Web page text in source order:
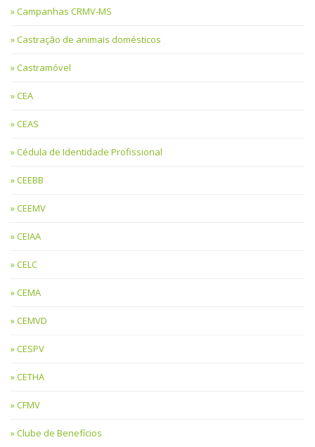
Campanhas CRMV-MS
Castração de animais domésticos
Castramóvel
CEA
CEAS
Cédula de Identidade Profissional
CEEBB
CEEMV
CEIAA
CELC
CEMA
CEMVD
CESPV
CETHA
CFMV
Clube de Benefícios